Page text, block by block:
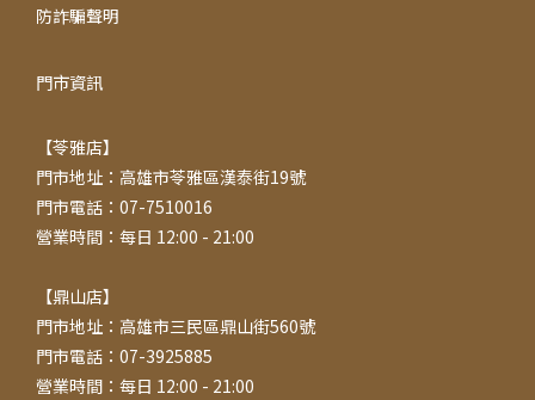
防詐騙聲明
門市資訊
【苓雅店】
門市地址：高雄市苓雅區漢泰街19號
門市電話：07-7510016
營業時間：每日 12:00 - 21:00
【鼎山店】
門市地址：高雄市三民區鼎山街560號
門市電話：07-3925885
營業時間：每日 12:00 - 21:00